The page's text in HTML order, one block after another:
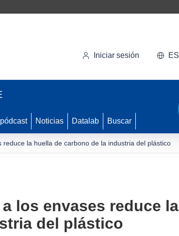
Iniciar sesión ES
Noticias Datalab Buscar
la huella de carbono de la industria del plástico
los envases reduce la
del plástico